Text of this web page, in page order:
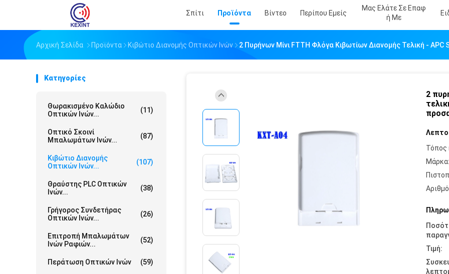
Σπίτι Προϊόντα Βίντεο Περίπου Εμείς
Μας Ελάτε Σε Επαφ
Ή Με
Αρχική Σελίδα Προϊόντα Κιβώτιο Διανομής Οπτικών Ινών 2 Πυρήνων Μίνι FTTH Φλόγα Κιβωτίων Διανομής Τελική -
Κατηγορίες
Θωρακισμένο Καλώδιο
Οπτικών Ινών...
(11)
Οπτικό Σκοινί
Μπαλωμάτων Ινών...
(87)
Κιβώτιο Διανομής
Οπτικών Ινών...
(107)
Θραύστης PLC Οπτικών
Ινών...
(38)
Γρήγορος Συνδετήρας
Οπτικών Ινών...
(26)
Επιτροπή Μπαλωμάτων
Ινών Ραφιών...
(52)
Περάτωση Οπτικών Ινών (59)
2
Τόπος
Μάρκα:
Τιμή: